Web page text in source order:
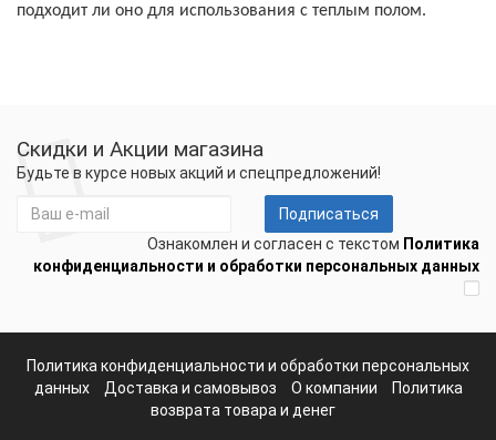
подходит ли оно для использования с теплым полом.
Скидки и Акции магазина
Будьте в курсе новых акций и спецпредложений!
Подписаться
Ознакомлен и согласен с текстом Политика
конфиденциальности и обработки персональных данных
Политика конфиденциальности и обработки персональных
данных
Доставка и самовывоз О компании
Политика
возврата товара и денег